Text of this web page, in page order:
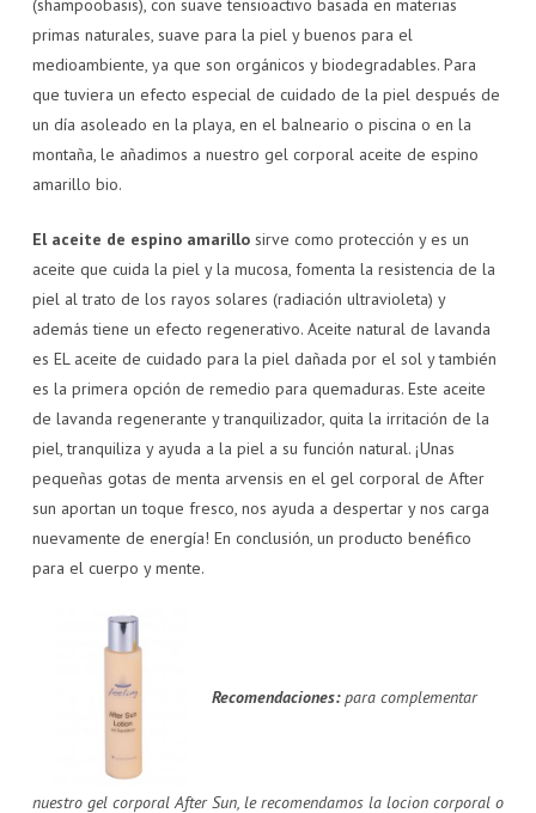
(shampoobasis), con suave tensioactivo basada en materias
primas naturales, suave para la piel y buenos para el
medioambiente, ya que son orgánicos y biodegradables. Para
que tuviera un efecto especial de cuidado de la piel después de
un día asoleado en la playa, en el balneario o piscina o en la
montaña, le añadimos a nuestro gel corporal aceite de espino
amarillo bio.
El aceite de espino amarillosirve como protección y es un
aceite que cuida la piel y la mucosa, fomenta la resistencia de la
piel al trato de los rayos solares (radiación ultravioleta) y
además tiene un efecto regenerativo. Aceite natural de lavanda
es EL aceite de cuidado para la piel dañada por el sol y también
es la primera opción de remedio para quemaduras. Este aceite
de lavanda regenerante y tranquilizador, quita la irritación de la
piel, tranquiliza y ayuda a la piel a su función natural. ¡Unas
pequeñas gotas de menta arvensis en el gel corporal de After
sun aportan un toque fresco, nos ayuda a despertar y nos carga
nuevamente de energía! En conclusión, un producto benéfico
para el cuerpo y mente.
Recomendaciones:para complementar
nuestro gel corporal After Sun, le recomendamos la locion corporal o